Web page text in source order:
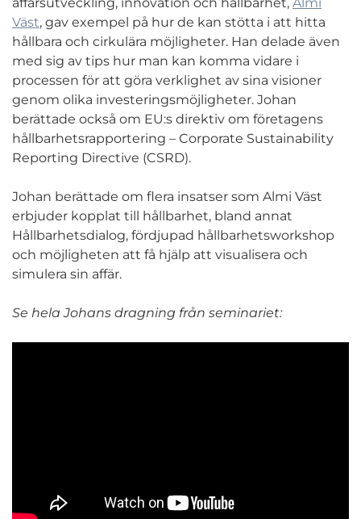
Väst, gav exempel på hur de kan stötta i att hitta
hållbara och cirkulära möjligheter. Han delade även
med sig av tips hur man kan komma vidare i
processen för att göra verklighet av sina visioner
genom olika investeringsmöjligheter. Johan
berättade också om EU:s direktiv om företagens
hållbarhetsrapportering – Corporate Sustainability
Reporting Directive (CSRD).
Johan berättade om flera insatser som Almi Väst
erbjuder kopplat till hållbarhet, bland annat
Hållbarhetsdialog, fördjupad hållbarhetsworkshop
och möjligheten att få hjälp att visualisera och
simulera sin affär.
Se hela Johans dragning från seminariet: